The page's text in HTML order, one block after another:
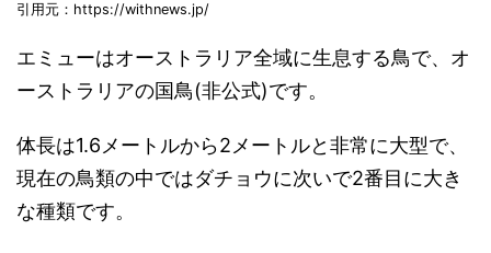
引用元：https://withnews.jp/
エミューはオーストラリア全域に生息する鳥で、オ
ーストラリアの国鳥(非公式)です。
体長は1.6メートルから2メートルと非常に大型で、
現在の鳥類の中ではダチョウに次いで2番目に大き
な種類です。